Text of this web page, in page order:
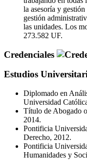
la asesoría y
gestión
las unidades. Los
273.582 UF.
Credenciales
Estudios
Diplomado en
Universidad
Título de Abogado
2014.
Pontificia
Derecho, 2012.
Pontificia
Humanidades y